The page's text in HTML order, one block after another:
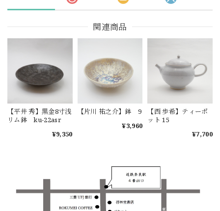
関連商品
【平井 秀】黒金8寸浅
リム鉢 ku-22asr
¥9,350
【片川 祐之介】鉢 9
¥3,960
【西 歩希】ティーポ
ット 15
¥7,700